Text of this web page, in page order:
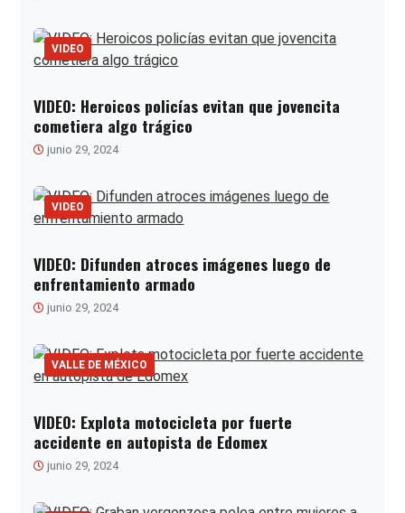
VIDEO
VIDEO: Heroicos policías evitan que jovencita
cometiera algo trágico
junio 29, 2024
VIDEO
VIDEO: Difunden atroces imágenes luego de
enfrentamiento armado
junio 29, 2024
VALLE DE MÉXICO
VIDEO: Explota motocicleta por fuerte
accidente en autopista de Edomex
junio 29, 2024